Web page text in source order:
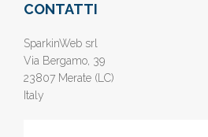
CONTATTI
SparkinWeb srl
Via Bergamo, 39
23807 Merate (LC)
Italy